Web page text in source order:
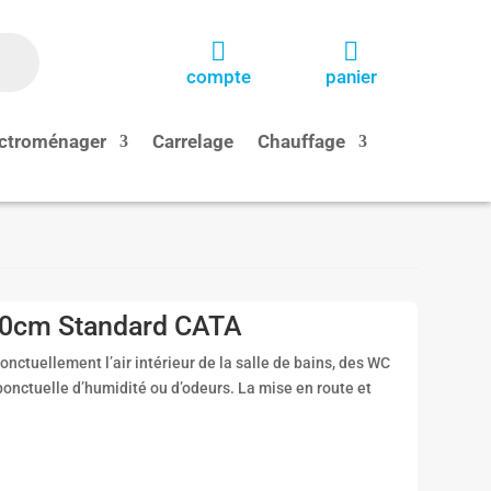

compte

panier
Carrelage Chauffage
Standard CATA
l’air intérieur de la salle de bains, des WC
d’humidité ou d’odeurs. La mise en route et